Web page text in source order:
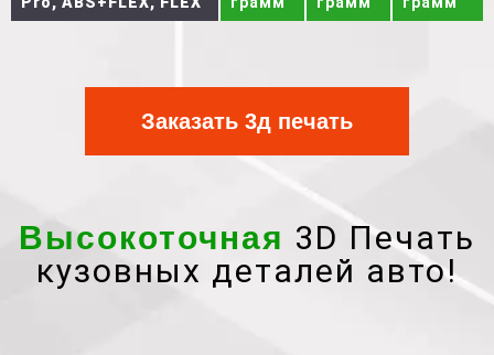
Заказать 3д печать
Высокоточная 3D Печать
кузовных деталей авто!